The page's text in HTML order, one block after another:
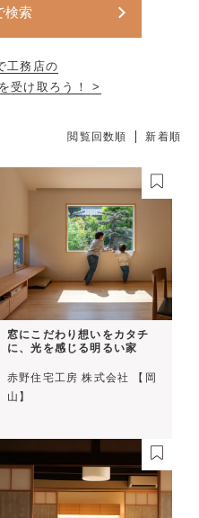
検索
工務店の
受け取ろう！ >
閲覧回数順 新着順
窓にこだわり想いをカタチ
に、光を感じる明るい家
赤野住宅工房 株式会社 【岡
山】